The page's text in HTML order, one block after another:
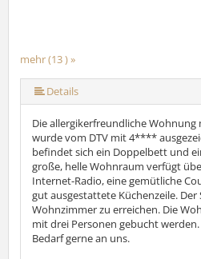
mehr (13 ) »
mehr (13 ) »
mehr (13 ) »
mehr (13 ) »
mehr (13 ) »
mehr (13 ) »
mehr (13 ) »
mehr (13 ) »
mehr (13 ) »
mehr (13 ) »
Details
Die allergikerfreundliche
wurde vom DTV mit 4****
befindet sich ein Doppelbett und
große, helle Wohnraum verfügt
Internet-Radio, eine gemütliche
gut ausgestattete Küchenzeile.
Wohnzimmer zu erreichen. Die
mit drei Personen gebucht werden.
Bedarf gerne an uns.